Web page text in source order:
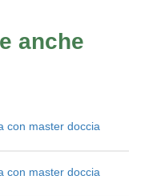
anche
con master doccia
con master doccia